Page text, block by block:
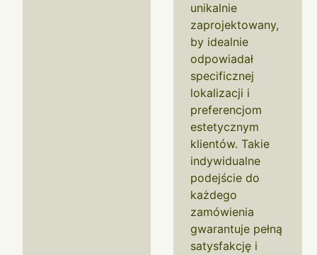
unikalnie
zaprojektowany,
by idealnie
odpowiadał
specificznej
lokalizacji i
preferencjom
estetycznym
klientów. Takie
indywidualne
podejście do
każdego
zamówienia
gwarantuje pełną
satysfakcję i